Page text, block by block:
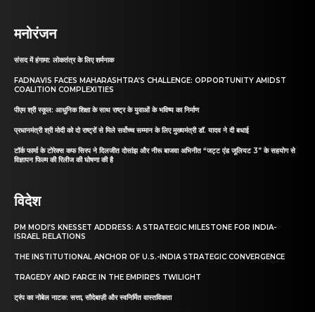
मनोरंजन
संसद में हंगामा: लोकतंत्र के लिए शर्मनाक
FADNAVIS FACES MAHARASHTRA’S CHALLENGE: OPPORTUNITY AMIDST
COALITION COMPLEXITIES
पीएम श्री स्कूल: आधुनिक शिक्षा के साथ राष्ट्र के युवाओं के भविष्य का निर्माण
प्रधानमंत्री श्री मोदी को दो राष्ट्रों से मिले सर्वोच्च सम्मान के लिए मुख्यमंत्री डॉ. यादव ने दी बधाई
टॉर्क फार्मा के टोरेक्स कफ सिरप ने दिलजीत दोसांझ और नीरू बाजवा अभिनीत “जट्ट एंड जूलियट 3” के सहयोग से
विज्ञापन फिल्म की रिलीज की घोषणा की है
विदेश
PM MODI’S KNESSET ADDRESS: A STRATEGIC MILESTONE FOR INDIA-
ISRAEL RELATIONS
THE INSTITUTIONAL ANCHOR OF U.S.-INDIA STRATEGIC CONVERGENCE
TRAGEDY AND FARCE IN THE EMPIRE’S TWILIGHT
ट्रंप का नोबेल नाटक: सत्ता, सौदेबाज़ी और स्वनिर्मित वास्तविकता